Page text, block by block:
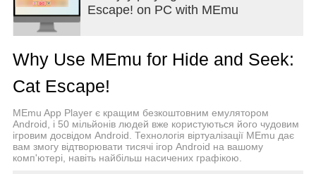
Escape! on PC with MEmu
Why Use MEmu for Hide and Seek:
Cat Escape!
MEmu App Player є кращим безкоштовним емулятором
Android, і 50 мільйонів людей вже користуються його чудовим
ігровим досвідом Android. Технологія віртуалізації MEmu дає
вам змогу відтворювати тисячі ігор Android на вашому
комп'ютері, навіть найбільш насичених графікою.